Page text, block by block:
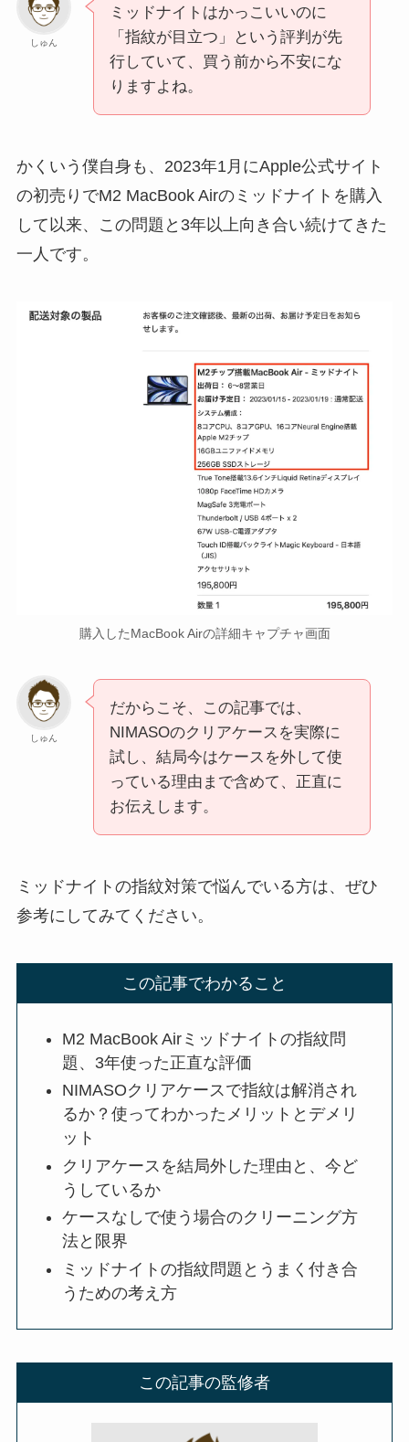
しゅん
ミッドナイトはかっこいいのに
「指紋が目立つ」という評判が先
行していて、買う前から不安にな
りますよね。
かくいう僕自身も、2023年1月にApple公式サイト
の初売りでM2 MacBook Airのミッドナイトを購入
して以来、この問題と3年以上向き合い続けてきた
一人です。
購入したMacBook Airの詳細キャプチャ画面
しゅん
だからこそ、この記事では、
NIMASOのクリアケースを実際に
試し、結局今はケースを外して使
っている理由まで含めて、正直に
お伝えします。
ミッドナイトの指紋対策で悩んでいる方は、ぜひ
参考にしてみてください。
この記事でわかること
M2 MacBook Airミッドナイトの指紋問
題、3年使った正直な評価
NIMASOクリアケースで指紋は解消され
るか？使ってわかったメリットとデメリ
ット
クリアケースを結局外した理由と、今ど
うしているか
ケースなしで使う場合のクリーニング方
法と限界
ミッドナイトの指紋問題とうまく付き合
うための考え方
この記事の監修者